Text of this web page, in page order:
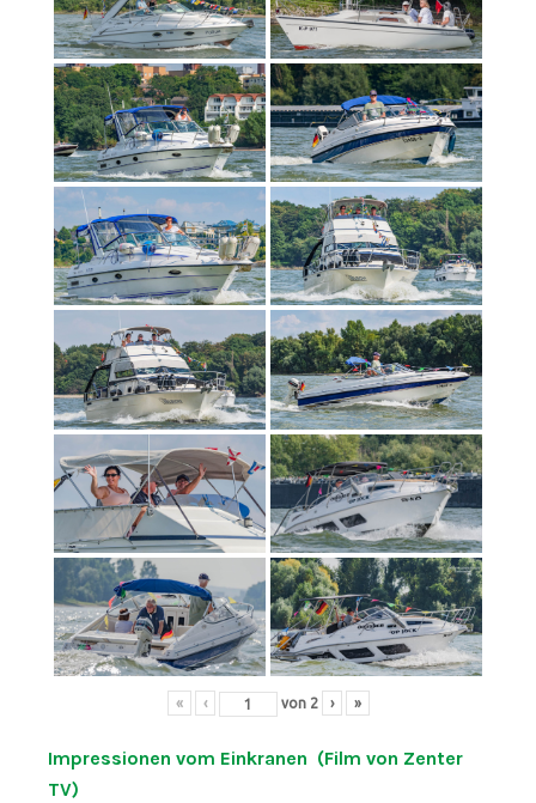
« ‹ von 2 › »
Impressionen vom Einkranen (Film von Zenter
TV)